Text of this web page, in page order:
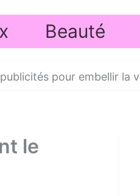
Beauté
pour embellir la
le